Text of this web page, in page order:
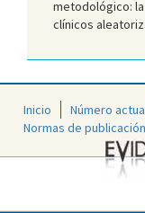
metodológico:
clínicos
Inicio Número
Normas de publicación